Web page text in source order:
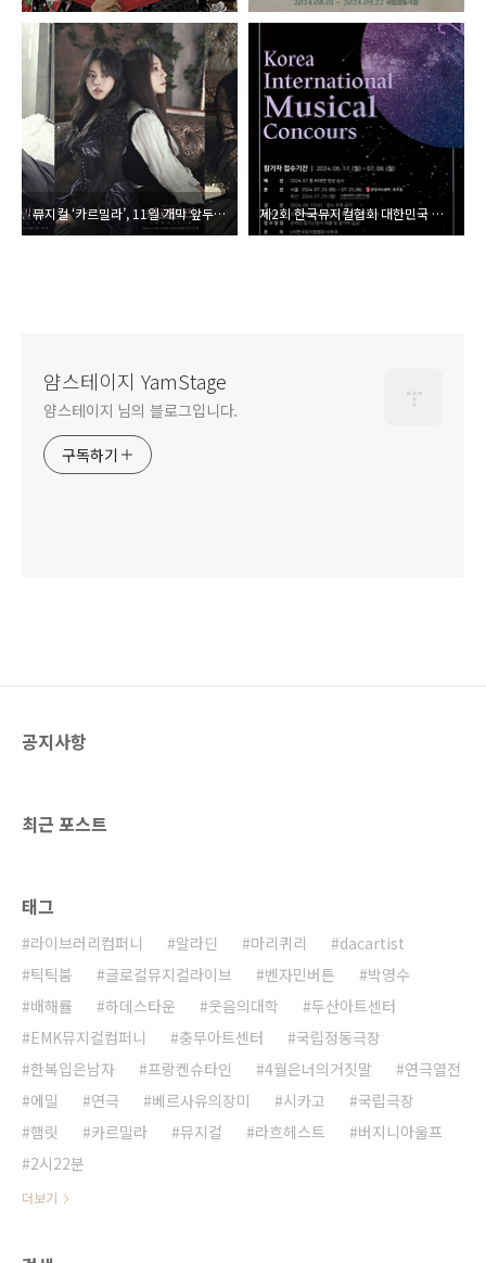
뮤지컬 ‘카르밀라’, 11일 개막 앞두고 넘버 3곡 선공개 제2회 한국뮤지컬협회 대한민국 국제뮤지컬콩쿠르 개최, 17일 접수 시작
얌스테이지 YamStage
얌스테이지 님의 블로그입니다.
구독하기
공지사항
최근 포스트
태그
라이브러리컴퍼니 알라딘 마리퀴리
dacartist
틱틱붐
글로컬뮤지컬라이브 벤자민버튼
박영수
배해률
하데스타운 웃음의대학
두산아트센터
EMK뮤지컬컴퍼니
충무아트센터
국립정동극장
한복입은남자
프랑켄슈타인 4월은너의거짓말
연극열전
에밀
연극 베르사유의장미 시카고
국립극장
햄릿
카르밀라 뮤지컬 라흐헤스트
버지니아울프
2시22분
더보기